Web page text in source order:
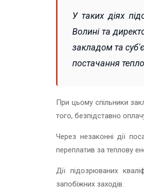
У таких діях
Волині та
закладом та
постачання
При цьому спільники
того, безпідставно
Через незаконні дії
переплатив за теплову
Дії підозрюваних
запобіжних заходів.